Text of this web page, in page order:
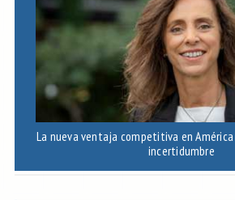
La nueva ventaja competitiva en
incertidumbre